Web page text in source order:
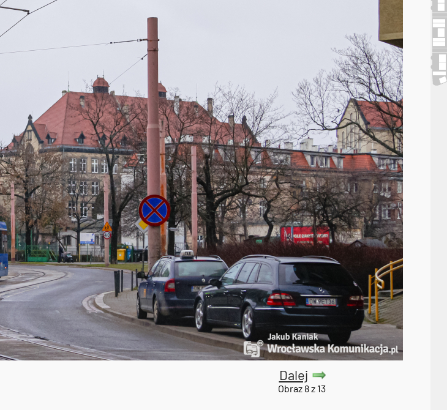
Dalej
Obraz 8 z 13